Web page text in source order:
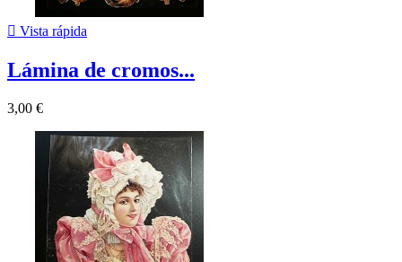
 Vista rápida
Lámina de cromos...
3,00 €